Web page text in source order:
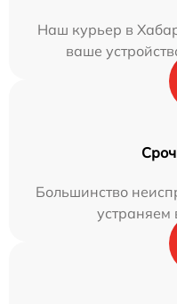
Наш курьер в
ваше
Большинство
устраняем